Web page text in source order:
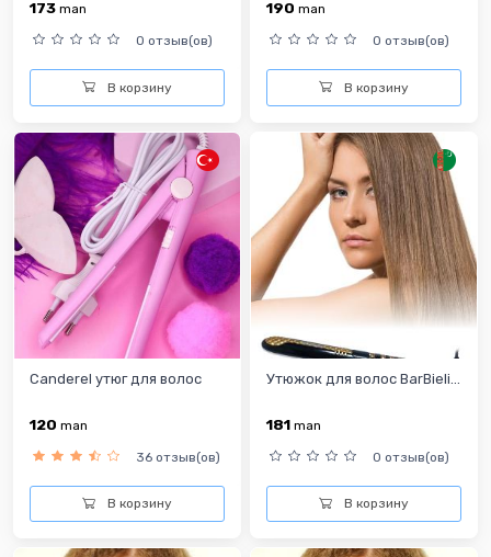
173 man
0 отзыв(ов)
В корзину
190 man
0 отзыв(ов)
В корзину
Canderel утюг для волос
120 man
36 отзыв(ов)
В корзину
Утюжок для волос BarBieli...
181 man
0 отзыв(ов)
В корзину